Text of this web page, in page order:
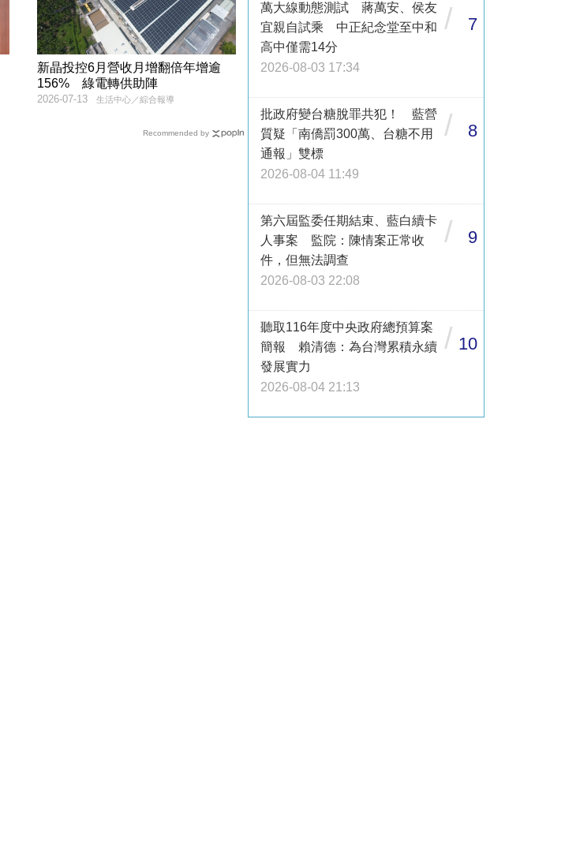
新晶投控6月營收月增翻倍年增逾
156% 綠電轉供助陣
生活中心／綜合報導
2026-07-13
Recommended by
萬大線動態測試 蔣萬安、侯友
宜親自試乘 中正紀念堂至中和
高中僅需14分
2026-08-03 17:34
/ 7
批政府變台糖脫罪共犯！ 藍營
質疑「南僑罰300萬、台糖不用
通報」雙標
2026-08-04 11:49
/ 8
第六屆監委任期結束、藍白續卡
人事案 監院：陳情案正常收
件，但無法調查
2026-08-03 22:08
/ 9
聽取116年度中央政府總預算案
簡報 賴清德：為台灣累積永續
發展實力
2026-08-04 21:13
/ 10